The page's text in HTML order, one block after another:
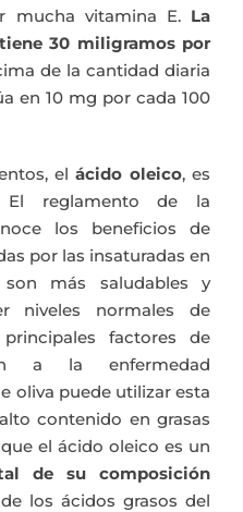
mucha vitamina E. La
30 miligramos por
de la cantidad diaria
en 10 mg por cada 100
elácido oleico, es
El reglamento de la
los beneficios de
por las insaturadas en
más saludables y
niveles normales de
factores de
a la enfermedad
oliva puede utilizar esta
contenido en grasas
el ácido oleico es un
de su composición
los ácidos grasos del